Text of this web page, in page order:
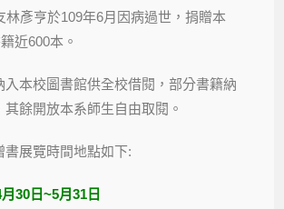
林彥亨於109年6月因病過世，捐贈本
近600本。
入本校圖書館供全校借閱，部分書籍納
其餘開放本系師生自由取閱。
書展覽時間地點如下:
30日~5月31日